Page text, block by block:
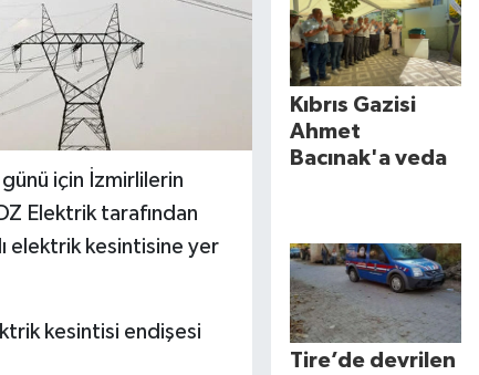
günü için İzmirlilerin
Elektrik tarafından
elektrik kesintisine yer
kesintisi endişesi
Kıbrıs Gazisi
Ahmet
Bacınak'a veda
Tire’de devrilen